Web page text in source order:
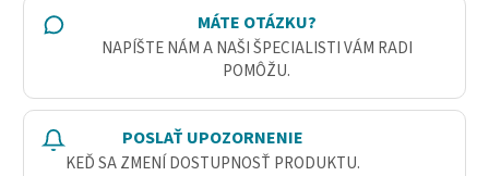
MÁTE OTÁZKU?
NAPÍŠTE NÁM A NAŠI ŠPECIALISTI VÁM RADI
POMÔŽU.
POSLAŤ UPOZORNENIE
KEĎ SA ZMENÍ DOSTUPNOSŤ PRODUKTU.